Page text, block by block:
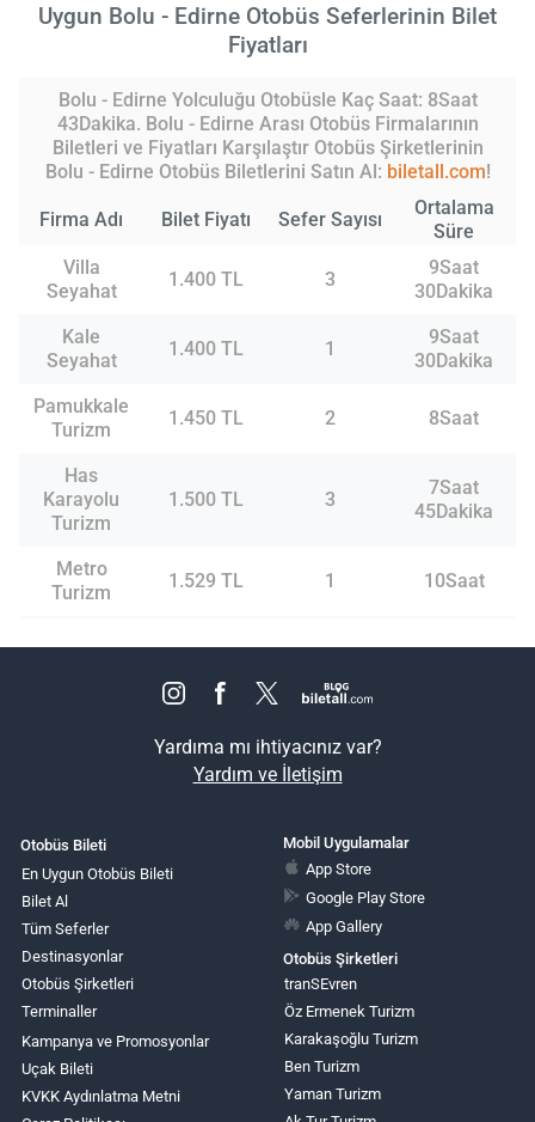
Uygun Bolu - Edirne Otobüs Seferlerinin Bilet
Fiyatları
Bolu - Edirne Yolculuğu Otobüsle Kaç Saat: 8Saat
43Dakika. Bolu - Edirne Arası Otobüs Firmalarının
Biletleri ve Fiyatları Karşılaştır Otobüs Şirketlerinin
Bolu - Edirne Otobüs Biletlerini Satın Al: biletall.com!
Firma Adı Bilet Fiyatı Sefer Sayısı
Ortalama
Süre
Villa
Seyahat
1.400 TL 3
9Saat
30Dakika
Kale
Seyahat
1.400 TL 1
9Saat
30Dakika
Pamukkale
Turizm
1.450 TL 2 8Saat
Has
Karayolu
Turizm
1.500 TL 3
7Saat
45Dakika
Metro
Turizm
1.529 TL 1 10Saat
Yardıma mı ihtiyacınız var?
Yardım ve İletişim
Otobüs Bileti
En Uygun Otobüs Bileti
Bilet Al
Tüm Seferler
Destinasyonlar
Otobüs Şirketleri
Terminaller
Kampanya ve Promosyonlar
Uçak Bileti
KVKK Aydınlatma Metni
Mobil Uygulamalar
App Store
Google Play Store
App Gallery
Otobüs Şirketleri
tranSEvren
Öz Ermenek Turizm
Karakaşoğlu Turizm
Ben Turizm
Yaman Turizm